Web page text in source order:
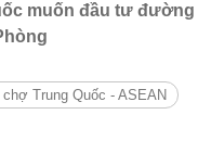
muốn đầu tư đường
chợ Trung Quốc - ASEAN